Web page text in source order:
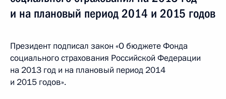
и на плановый период 2014 и 2015 годов
Президент подписал закон «О бюджете Фонда
социального страхования Российской Федерации
на 2013 год и на плановый период 2014
и 2015 годов».